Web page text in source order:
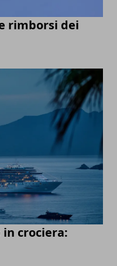
rimborsi dei
in crociera: